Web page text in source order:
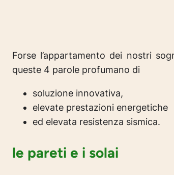
Forse l’appartamento dei nostri
queste 4 parole profumano di
soluzione innovativa,
elevate prestazioni energetiche
ed elevata resistenza sismica.
le pareti e i solai